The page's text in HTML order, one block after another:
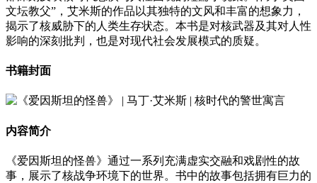
文坛教父”，艾米斯的作品以其独特的文风和丰富的想象力，
揭示了核威胁下的人类生存状态。本书是对核武器及其对人性
影响的深刻批判，也是对现代社会发展模式的质疑。
书籍封面
内容简介
《爱因斯坦的怪兽》通过一系列充满虚实交融和戏剧性的故
事，展示了核战争环境下的世界。书中的故事包括拥有巨力的